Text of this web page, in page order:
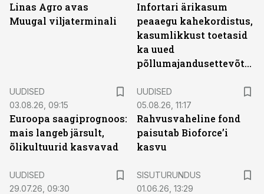
Linas Agro avas
Muugal viljaterminali
Infortari ärikasum
peaaegu kahekordistus,
kasumlikkust toetasid
ka uued
põllumajandusettevõtted
UUDISED
03.08.26, 09:15
Euroopa saagiprognoos:
mais langeb järsult,
õlikultuurid kasvavad
UUDISED
05.08.26, 11:17
Rahvusvaheline fond
paisutab Bioforce’i
kasvu
UUDISED
29.07.26, 09:30
SISUTURUNDUS
01.06.26, 13:29